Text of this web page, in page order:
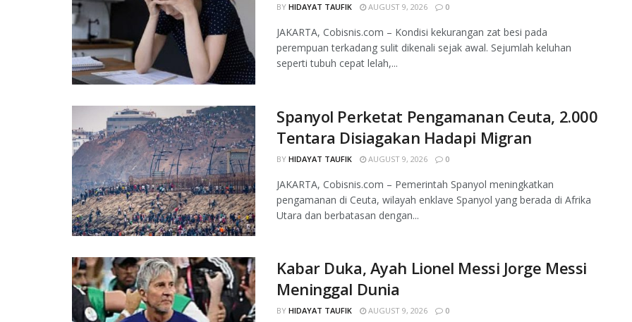
BY HIDAYAT TAUFIK AUGUST 9, 2026 0
JAKARTA, Cobisnis.com – Kondisi kekurangan zat besi pada
perempuan terkadang sulit dikenali sejak awal. Sejumlah keluhan
seperti tubuh cepat lelah,...
Spanyol Perketat Pengamanan Ceuta, 2.000
Tentara Disiagakan Hadapi Migran
BY HIDAYAT TAUFIK AUGUST 9, 2026 0
JAKARTA, Cobisnis.com – Pemerintah Spanyol meningkatkan
pengamanan di Ceuta, wilayah enklave Spanyol yang berada di Afrika
Utara dan berbatasan dengan...
Kabar Duka, Ayah Lionel Messi Jorge Messi
Meninggal Dunia
BY HIDAYAT TAUFIK AUGUST 9, 2026 0